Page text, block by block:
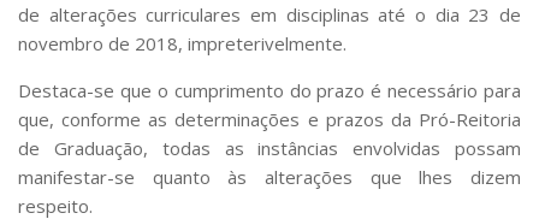
Pesquisa e Inovação
Centros, Núcleos e Projetos em Rede
Pós-doutorado
Iniciação Científica
Transferência de Tecnologia
Empresas Juniores
de alterações curriculares em disciplinas até o dia 23 de
novembro de 2018, impreterivelmente.
Destaca-se que o cumprimento do prazo é necessário para
que, conforme as determinações e prazos da Pró-Reitoria
de Graduação, todas as instâncias envolvidas possam
manifestar-se quanto às alterações que lhes dizem
respeito.